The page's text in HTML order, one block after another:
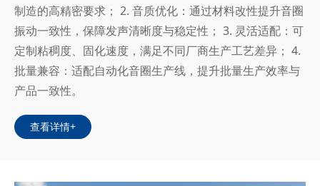
制造的高精密要求； 2. 音质优化：通过材料改性提升音圈
振动一致性，保障发声清晰度与稳定性； 3. 灵活适配：可
定制粘稠度、固化速度，满足不同厂商生产工艺差异； 4.
批量兼容：适配自动化音圈生产线，提升批量生产效率与
产品一致性。
查看详情+